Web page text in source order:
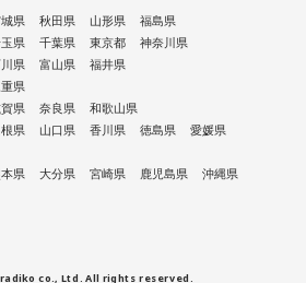
県 秋田県 山形県
福島県
県 千葉県 東京都
神奈川県
県 富山県
福井県
県
県 奈良県
和歌山県
県 山口県 香川県 徳島県
愛媛県
県 大分県 宮崎県 鹿児島県 沖縄県
co., Ltd. All rights reserved.